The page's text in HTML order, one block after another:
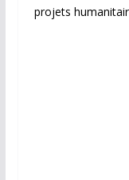
projets